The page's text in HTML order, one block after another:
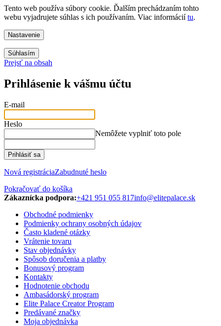
Tento web používa súbory cookie. Ďalším prechádzaním tohto
webu vyjadrujete súhlas s ich používaním. Viac informáciítu.
Nastavenie
Súhlasím
Prejsť na obsah
Prihlásenie k vášmu účtu
E-mail
Heslo
Nemôžete vyplniť toto pole
Prihlásiť sa
Nová registráciaZabudnuté heslo
Pokračovať do košíka
Zákaznícka podpora:+421 951 055 817info@elitepalace.sk
Obchodné podmienky
Podmienky ochrany osobných údajov
Často kladené otázky
Vrátenie tovaru
Stav objednávky
Spôsob doručenia a platby
Bonusový program
Kontakty
Hodnotenie obchodu
Ambasádorský program
Elite Palace Creator Program
Predávané značky
Moja objednávka